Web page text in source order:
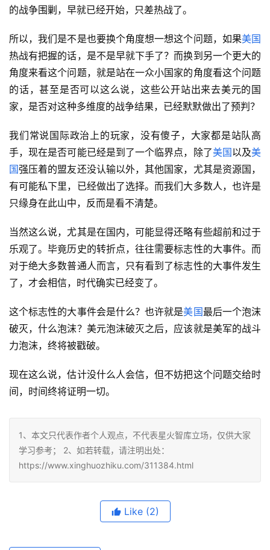
的战争围剿，早就已经开始，只差热战了。
所以，我们是不是也要换个角度想一想这个问题，如果美国
热战有把握的话，是不是早就下手了？而换到另一个更大的
角度来看这个问题，就是站在一众小国家的角度看这个问题
的话，甚至是否可以这么说，这些公开站出来去美元的国
家，是否对这种多维度的战争结果，已经默默做出了预判？
我们常说国际政治上的玩家，没有傻子，大家都是站队高
手，现在是否可能已经是到了一个临界点，除了美国以及美
国强压着的盟友还没认输以外，其他国家，尤其是资源国，
有可能私下里，已经做出了选择。而我们大多数人，也许是
只缘身在此山中，反而是看不清楚。
当然这么说，尤其是在国内，可能显得还略有些超前和过于
乐观了。毕竟历史的转折点，往往需要标志性的大事件。而
对于绝大多数普通人而言，只有看到了标志性的大事件发生
了，才会相信，时代确实已经变了。
这个标志性的大事件会是什么？也许就是美国最后一个泡沫
破灭，什么泡沫？美元泡沫破灭之后，应该就是美军的战斗
力泡沫，终将被戳破。
现在这么说，估计没什么人会信，但不妨把这个问题交给时
间，时间终将证明一切。
1、本文只代表作者个人观点，不代表星火智库立场，仅供大家
学习参考； 2、如若转载，请注明出处：
https://www.xinghuozhiku.com/311384.html
Like (2)